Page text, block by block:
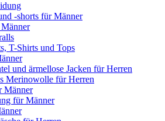
-shorts für Männer
T-Shirts und Tops
und ärmellose Jacken für Herren
Merinowolle für Herren
Männer
für Männer